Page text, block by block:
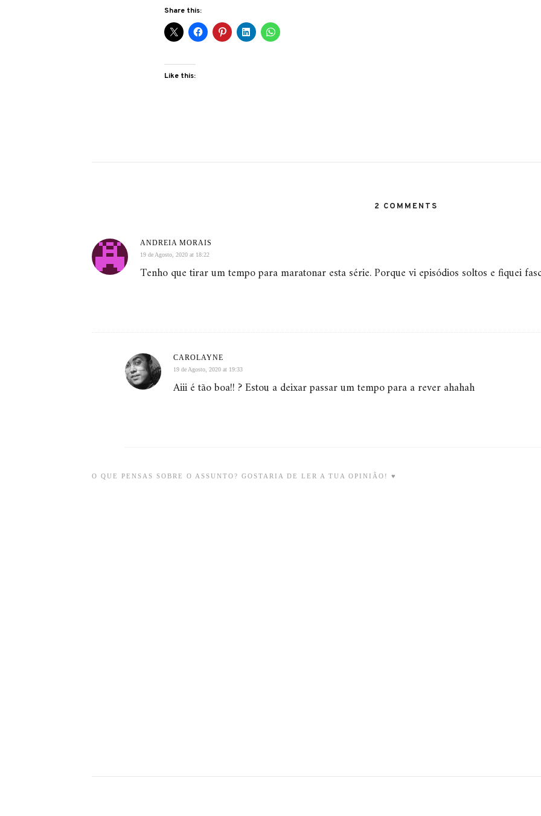
Share this:
Like this:
2 COMMENTS
ANDREIA MORAIS
19 de Agosto, 2020 at 18:22
Tenho que tirar um tempo para maratonar esta série. Porque vi episódios soltos e fiquei
CAROLAYNE
19 de Agosto, 2020 at 19:33
Aiii é tão boa!! ? Estou a deixar passar um tempo para a rever ahahah
O QUE PENSAS SOBRE O ASSUNTO? GOSTARIA DE LER A TUA OPINIÃO! ♥